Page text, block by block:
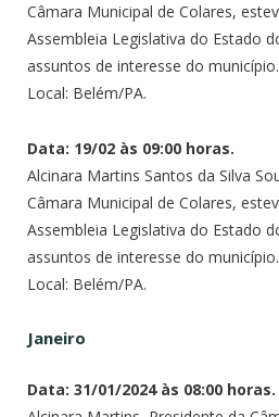
Câmara Municipal de Colares,
Assembleia Legislativa do Estado
assuntos de interesse do município.
Local: Belém/PA.
Data: 19/02 às 09:00 horas.
Alcinara Martins Santos da Silva
Câmara Municipal de Colares,
Assembleia Legislativa do Estado
assuntos de interesse do município.
Local: Belém/PA.
Janeiro
Data: 31/01/2024 às 08:00 horas.